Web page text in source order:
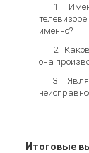
именно?
она
Итоговые